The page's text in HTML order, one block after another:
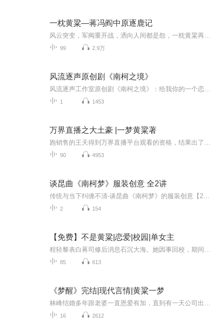
一枕黄粱—蒋冯阎中原逐鹿记
99 2.9万
风流逐声原创剧《南柯之境》
1 1453
万界直播之大土豪 |一梦黄粱著
90 4953
谈昆曲《南柯梦》服装创意 全2讲
2 154
【免费】不是黄粱|恋爱|校园|单女主
85 613
《梦醒》完结|现代言情|黄粱一梦
16 2612